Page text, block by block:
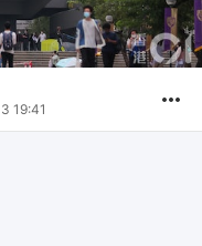
19:41